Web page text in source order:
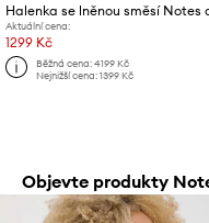
Halenka se lněnou směsí Notes
Aktuální cena:
1299 Kč
Běžná cena:4199 Kč
Nejnižší cena:1399 Kč
Objevte produkty